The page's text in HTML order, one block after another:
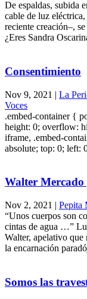
De espaldas, subida
cable de luz
reciente creación–,
¿Eres Sandra
Consentimiento
Nov 9, 2021 | La
Voces
.embed-container {
height: 0; overflow:
iframe, .embed-
absolute; top: 0;
Walter Mercado
Nov 2, 2021 | Pepita
“Unos cuerpos son
cintas de agua …”
Walter, apelativo que
la encarnación
Somos las